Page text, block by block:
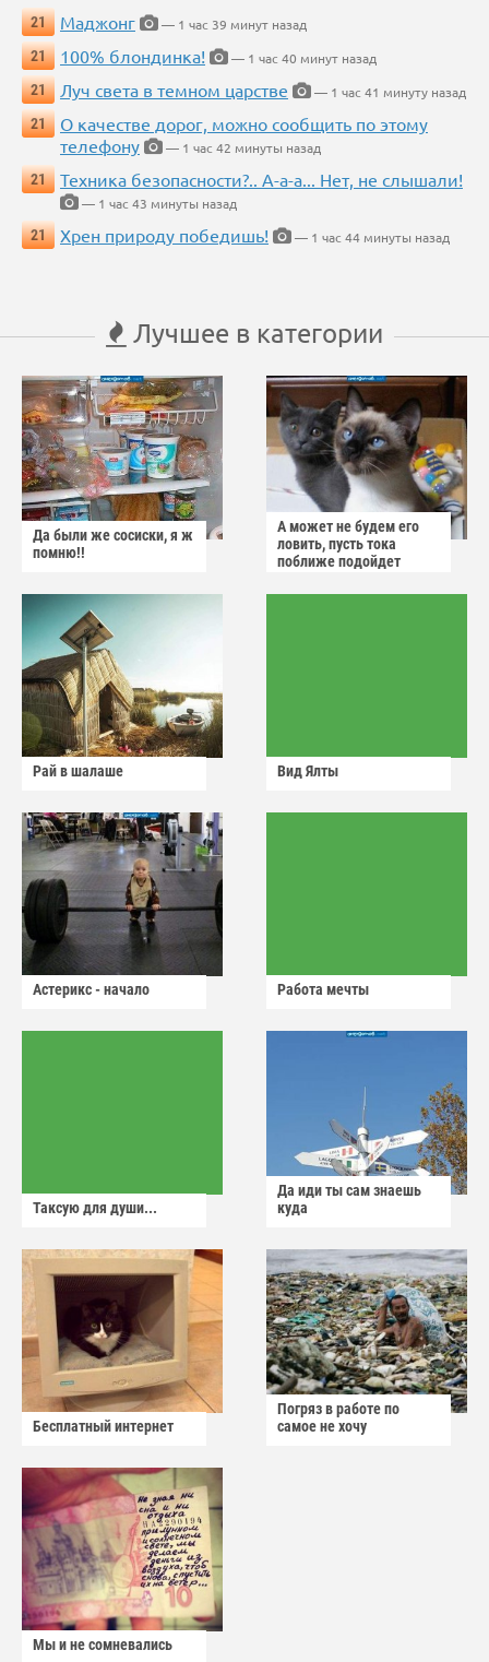
21
Маджонг
— 1 час 39 минут назад
21
100% блондинка!
— 1 час 40 минут назад
21
Луч света в темном царстве
— 1 час 41 минуту назад
21
О качестве дорог, можно сообщить по этому
телефону
— 1 час 42 минуты назад
21
Техника безопасности?.. А-а-а... Нет, не слышали!
— 1 час 43 минуты назад
21
Хрен природу победишь! — 1 час 44 минуты назад
Лучшее в категории
Да были же сосиски, я ж
помню!!
А может не будем его
ловить, пусть тока
поближе подойдет
Рай в шалаше Вид Ялты
Астерикс - начало Работа мечты
Таксую для души...
Да иди ты сам знаешь
куда
Бесплатный интернет
Погряз в работе по
самое не хочу
Мы и не сомневались